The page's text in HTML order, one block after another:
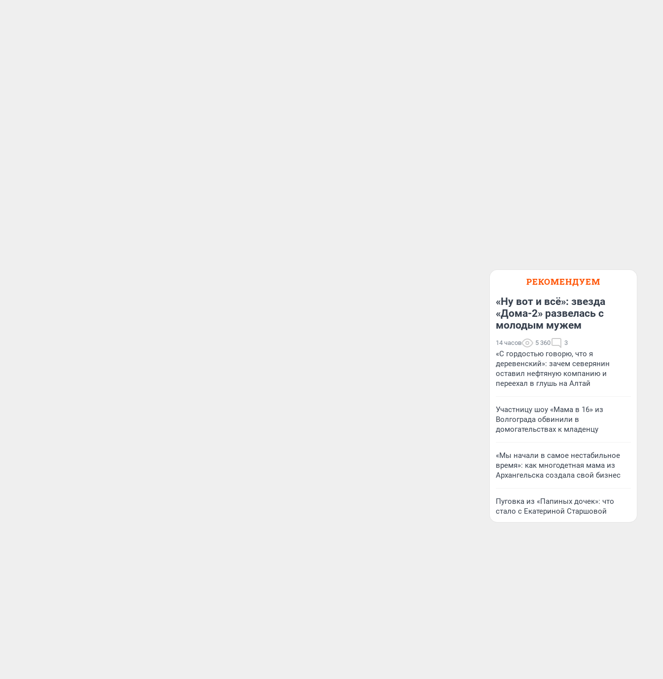
РЕКОМЕНДУЕМ
«Ну вот и всё»: звезда
«Дома-2» развелась с
молодым мужем
14 часов 5 360 3
«С гордостью говорю, что я
деревенский»: зачем северянин
оставил нефтяную компанию и
переехал в глушь на Алтай
Участницу шоу «Мама в 16» из
Волгограда обвинили в
домогательствах к младенцу
«Мы начали в самое нестабильное
время»: как многодетная мама из
Архангельска создала свой бизнес
Пуговка из «Папиных дочек»: что
стало с Екатериной Старшовой